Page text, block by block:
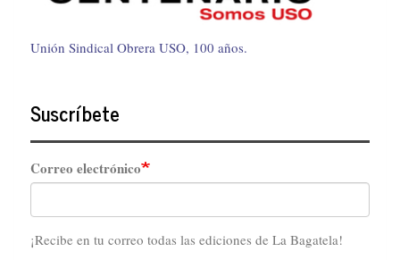
Unión Sindical Obrera USO, 100 años.
Suscríbete
Correo electrónico
¡Recibe en tu correo todas las ediciones de La Bagatela!